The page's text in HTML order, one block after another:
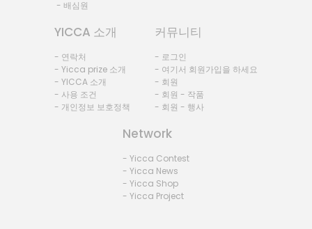
- 배심원
YICCA 소개
- 연락처
- Yicca prize 소개
- YICCA 소개
- 사용 조건
- 개인정보 보호정책
커뮤니티
- 로그인
- 여기서 회원가입을 하세요
- 회원
- 회원 - 작품
- 회원 - 행사
Network
- Yicca Contest
- Yicca News
- Yicca Shop
- Yicca Project